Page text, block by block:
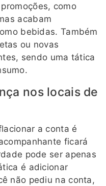
como
acabam
bebidas. Também
ou novas
sendo uma tática
nos locais de
a conta é
ficará
pode ser apenas
é adicionar
não pediu na conta,